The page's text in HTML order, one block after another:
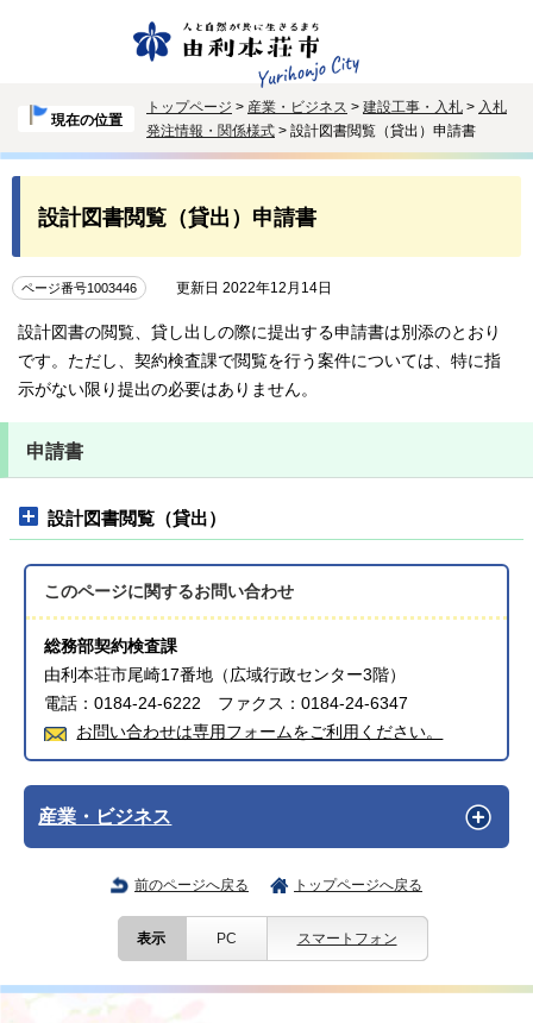
現在の位置
トップページ > 産業・ビジネス > 建設工事・入札 > 入札
発注情報・関係様式 > 設計図書閲覧（貸出）申請書
設計図書閲覧（貸出）申請書
ページ番号1003446 更新日 2022年12月14日
設計図書の閲覧、貸し出しの際に提出する申請書は別添のとおり
です。ただし、契約検査課で閲覧を行う案件については、特に指
示がない限り提出の必要はありません。
申請書
設計図書閲覧（貸出）
このページに関するお問い合わせ
総務部契約検査課
由利本荘市尾崎17番地（広域行政センター3階）
電話：0184-24-6222 ファクス：0184-24-6347
お問い合わせは専用フォームをご利用ください。
産業・ビジネス
前のページへ戻る トップページへ戻る
表示 PC スマートフォン